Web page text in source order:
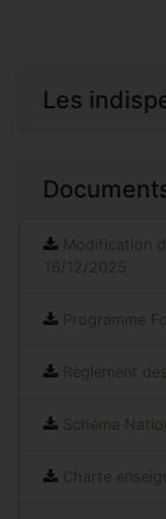
Les
Modification
16/12/2025
Programme
Règlement
Schéma
Charte